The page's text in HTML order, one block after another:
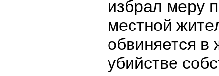
избрал меру
местной
обвиняется в
убийстве